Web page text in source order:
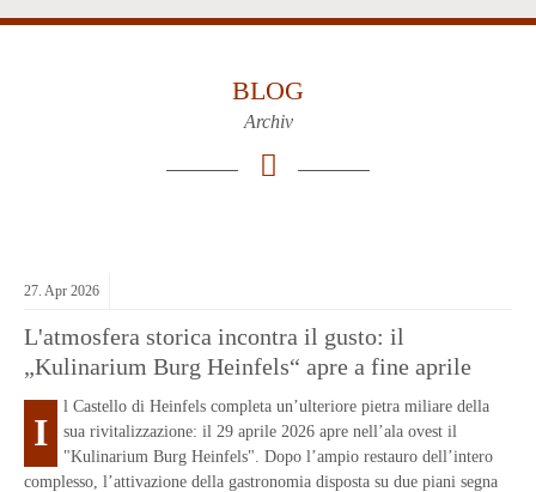
BLOG
Archiv
27. Apr 2026
L'atmosfera storica incontra il gusto: il
„Kulinarium Burg Heinfels“ apre a fine aprile
I
l Castello di Heinfels completa un’ulteriore pietra miliare della
sua rivitalizzazione: il 29 aprile 2026 apre nell’ala ovest il
"Kulinarium Burg Heinfels". Dopo l’ampio restauro dell’intero
complesso, l’attivazione della gastronomia disposta su due piani segna